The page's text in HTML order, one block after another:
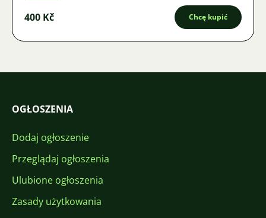
400 Kč Chcę kupić
OGŁOSZENIA
Dodaj ogłoszenie
Przeglądaj ogłoszenia
Ulubione ogłoszenia
Zasady użytkowania